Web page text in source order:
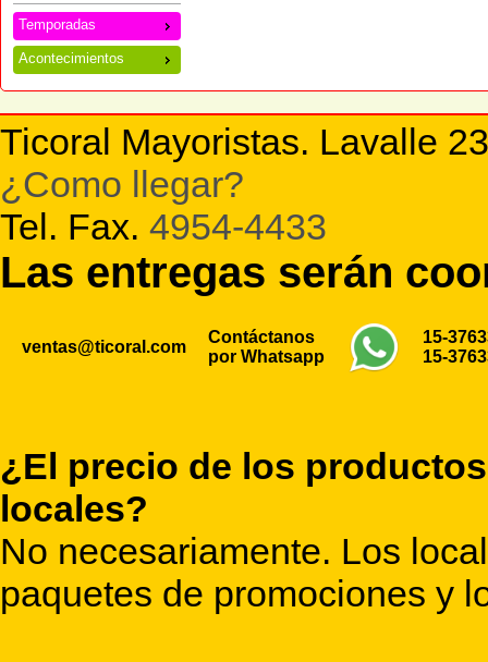
Temporadas
Acontecimientos
Ticoral Mayoristas. Lavalle
¿Como llegar?
Tel. Fax. 4954-4433
Las entregas serán
ventas@ticoral.com
Contáctanos
por Whatsapp
15-
15-
¿El precio de los
locales?
No necesariamente. Los
paquetes de promociones y